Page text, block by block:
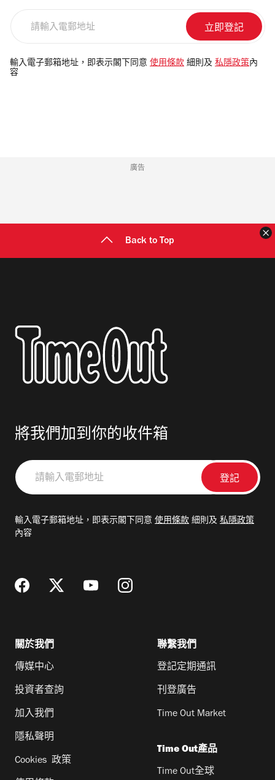
電
郵
輸入電子郵箱地址，即表示閣下同意 使用條款 細則及 私隱政策 內
容
廣告
Back to Top
將我們加到你的收件箱
請
輸
郵
輸入電子郵箱地址，即表示閣下同意 使用條款 細則及 私隱政策
內容
關於我們
傳媒中心
投資者查詢
加入我們
隱私聲明
Cookies 政策
聯繫我們
登記定期通訊
刊登廣告
Time Out Market
Time Out產品
Time Out全球